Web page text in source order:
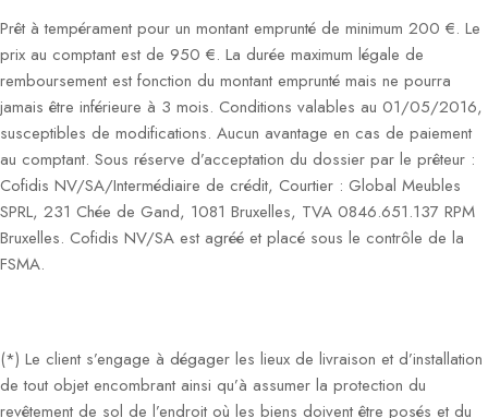
Prêt à tempérament pour un montant emprunté de minimum 200 €. Le
prix au comptant est de 950 €. La durée maximum légale de
remboursement est fonction du montant emprunté mais ne pourra
jamais être inférieure à 3 mois. Conditions valables au 01/05/2016,
susceptibles de modifications. Aucun avantage en cas de paiement
au comptant. Sous réserve d’acceptation du dossier par le prêteur :
Cofidis NV/SA/Intermédiaire de crédit, Courtier : Global Meubles
SPRL, 231 Chée de Gand, 1081 Bruxelles, TVA 0846.651.137 RPM
Bruxelles. Cofidis NV/SA est agréé et placé sous le contrôle de la
FSMA.
(*) Le client s’engage à dégager les lieux de livraison et d’installation
de tout objet encombrant ainsi qu’à assumer la protection du
revêtement de sol de l’endroit où les biens doivent être posés et du